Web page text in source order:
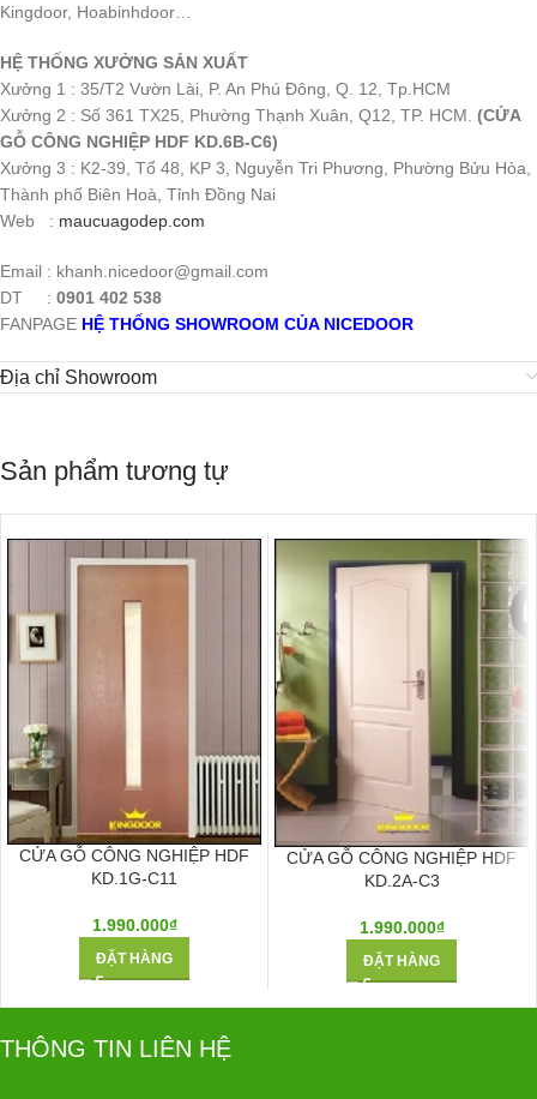
Kingdoor, Hoabinhdoor…
HỆ THỐNG XƯỞNG SẢN XUẤT
Xưởng 1 : 35/T2 Vườn Lài, P. An Phú Đông, Q. 12, Tp.HCM
Xưởng 2 : Số 361 TX25, Phường Thạnh Xuân, Q12, TP. HCM. (CỬA
GỖ CÔNG NGHIỆP HDF KD.6B-C6)
Xưởng 3 : K2-39, Tổ 48, KP 3, Nguyễn Tri Phương, Phường Bửu Hòa,
Thành phố Biên Hoà, Tỉnh Đồng Nai
Web : maucuagodep.com
Email : khanh.nicedoor@gmail.com
DT : 0901 402 538
FANPAGE HỆ THỐNG SHOWROOM CỦA NICEDOOR
Địa chỉ Showroom
Sản phẩm tương tự
CỬA GỖ CÔNG NGHIỆP HDF
KD.1G-C11
1.990.000₫
ĐẶT HÀNG
CỬA GỖ CÔNG NGHIỆP HDF
KD.2A-C3
1.990.000₫
ĐẶT HÀNG
THÔNG TIN LIÊN HỆ